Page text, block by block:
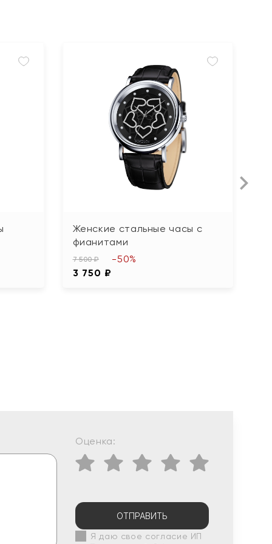
Женские стальные часы с
фианитами
7 500 ₽
3 750 ₽
-50%
Оценка:
ОТПРАВИТЬ
Я даю свое согласие ИП